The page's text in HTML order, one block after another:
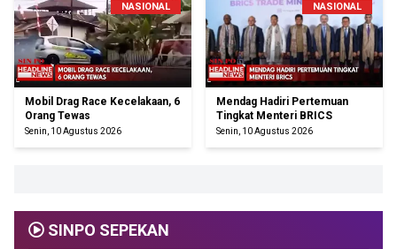
NASIONAL
Mobil Drag Race Kecelakaan, 6
Orang Tewas
Senin, 10 Agustus 2026
NASIONAL
Mendag Hadiri Pertemuan
Tingkat Menteri BRICS
Senin, 10 Agustus 2026
SINPO SEPEKAN